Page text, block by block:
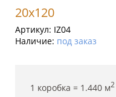
20x120
Артикул: IZ04
Наличие: под заказ
1 коробка = 1.440 м2